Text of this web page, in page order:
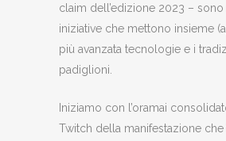
claim dell’edizione 2023 –
iniziative che mettono insieme
più avanzata tecnologie e i
padiglioni.
Iniziamo con l’oramai
Twitch della manifestazione